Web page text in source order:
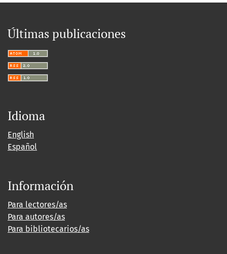
Últimas publicaciones
Idioma
English
Español
Información
Para lectores/as
Para autores/as
Para bibliotecarios/as